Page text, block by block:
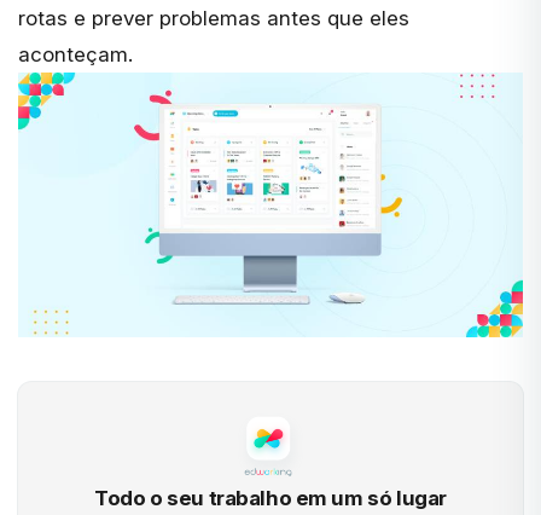
rotas e prever problemas antes que eles
aconteçam.
Todo o seu trabalho em um só lugar